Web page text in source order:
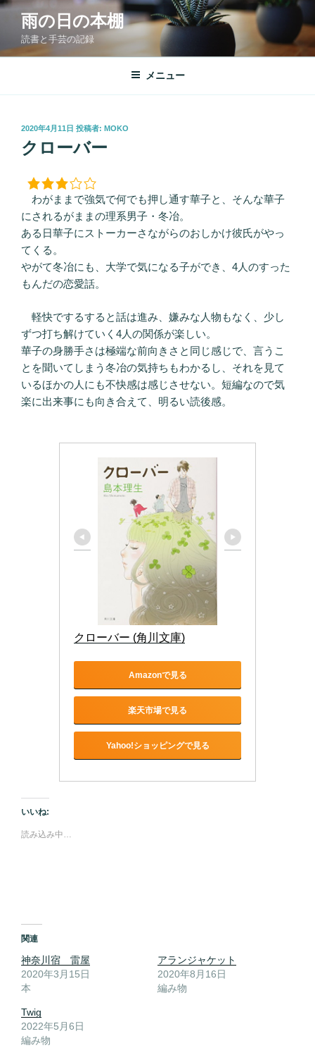
コ
ン
へ
雨の日の本棚
読書と手芸の記録
メニュー
投
日:
2020年4月11日 投稿者: MOKO
クローバー
わがままで強気で何でも押し通す華子と、そんな華子
にされるがままの理系男子・冬冶。
ある日華子にストーカーさながらのおしかけ彼氏がやっ
てくる。
やがて冬冶にも、大学で気になる子ができ、4人のすった
もんだの恋愛話。
軽快でするすると話は進み、嫌みな人物もなく、少し
ずつ打ち解けていく4人の関係が楽しい。
華子の身勝手さは極端な前向きさと同じ感じで、言うこ
とを聞いてしまう冬冶の気持ちもわかるし、それを見て
いるほかの人にも不快感は感じさせない。短編なので気
楽に出来事にも向き合えて、明るい読後感。
クローバー (角川文庫)
Amazonで見る
楽天市場で見る
Yahoo!ショッピングで見る
いいね:
読み込み中…
関連
神奈川宿 雷屋
2020年3月15日
本
アランジャケット
2020年8月16日
編み物
Twig
2022年5月6日
編み物